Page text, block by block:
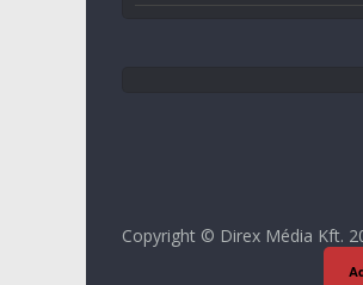
Copyright © Direx Média Kft.